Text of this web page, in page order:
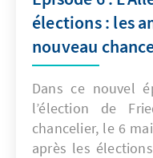
élections : les
nouveau
Dans ce nouvel
l’élection de
chancelier, le 6
après les